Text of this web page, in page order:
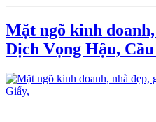
Mặt ngõ kinh
Dịch Vọng Hậu,